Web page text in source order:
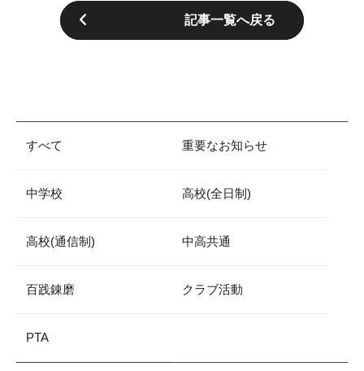
記事一覧へ戻る
すべて 重要なお知らせ
中学校 高校(全日制)
高校(通信制) 中高共通
百践錬磨 クラブ活動
PTA